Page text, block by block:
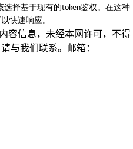
选择基于现有的token鉴权。在这种
快速响应。
容信息，未经本网许可，不得
与我们联系。邮箱：